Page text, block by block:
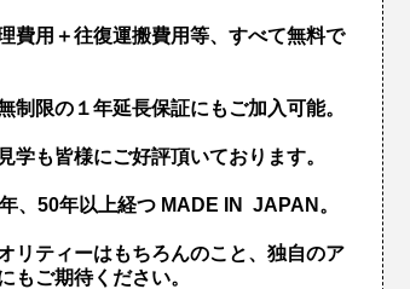
費用＋往復運搬費用等、すべて無料で
制限の１年延長保証にもご加入可能。
学も皆様にご好評頂いております。
、50年以上経つ MADE IN JAPAN。
リティーはもちろんのこと、独自のア
もご期待ください。